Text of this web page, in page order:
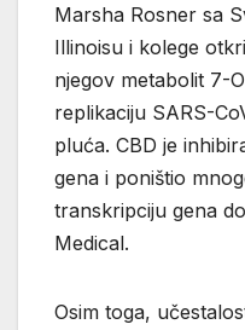
Marsha Rosner sa
Illinoisu i kolege
njegov metabolit 7-
replikaciju SARS-
pluća. CBD je
gena i poništio
transkripciju gena
Medical.
Osim toga,